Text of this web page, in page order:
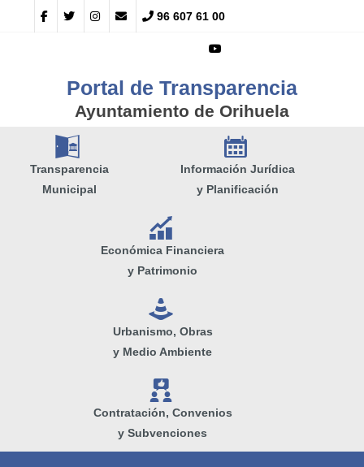
96 607 61 00
Portal de Transparencia
Ayuntamiento de Orihuela
A
Transparencia
Municipal
E
Información Jurídica
y Planificación
Q
Económica Financiera
y Patrimonio
e
Urbanismo, Obras
y Medio Ambiente
V
Contratación, Convenios
y Subvenciones